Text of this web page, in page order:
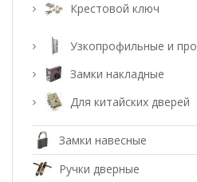
Крестовой ключ
Узкопрофильные и
Замки накладные
Для китайских дверей
Замки навесные
Ручки дверные